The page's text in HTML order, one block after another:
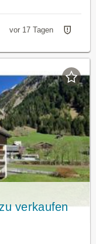
vor 17 Tagen
verkaufen